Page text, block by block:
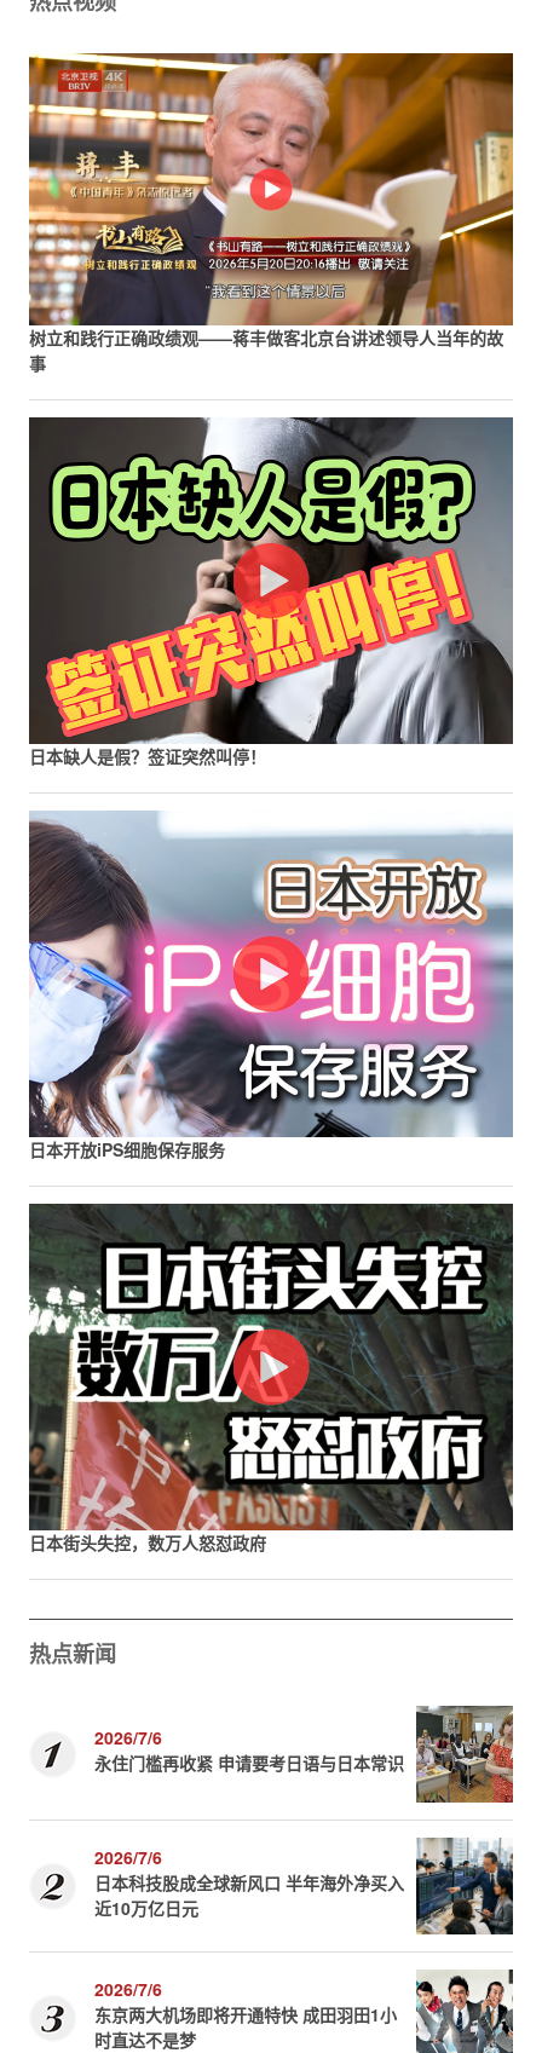
树立和践行正确政绩观——蒋丰做客北京台讲述领导人当年的故
事
日本缺人是假？签证突然叫停！
日本开放iPS细胞保存服务
日本街头失控，数万人怒怼政府
热点新闻
2026/7/6
永住门槛再收紧 申请要考日语与日本常识
2026/7/6
日本科技股成全球新风口 半年海外净买入
近10万亿日元
2026/7/6
东京两大机场即将开通特快 成田羽田1小
时直达不是梦